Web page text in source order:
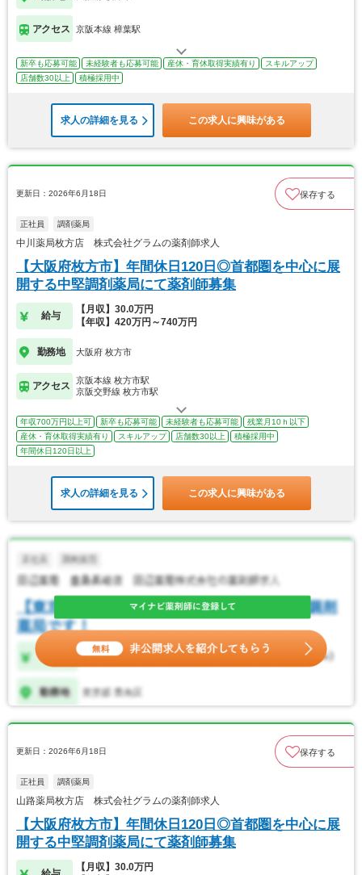
アクセス 京阪本線 樟葉駅
新卒も応募可能 未経験者も応募可能 産休・育休取得実績有り
スキルアップ
店舗数30以上
積極採用中
求人の詳細を見る この求人に興味がある
更新日：2026年6月18日 保存する
正社員 調剤薬局
中川薬局枚方店 株式会社グラムの薬剤師求人
【大阪府枚方市】年間休日120日◎首都圏を中心に展
開する中堅調剤薬局にて薬剤師募集
給与
【月収】30.0万円
【年収】420万円～740万円
勤務地 大阪府 枚方市
アクセス
京阪本線 枚方市駅
京阪交野線 枚方市駅
年収700万円以上可 新卒も応募可能 未経験者も応募可能
残業月10ｈ以下
産休・育休取得実績有り
スキルアップ 店舗数30以上
積極採用中
年間休日120日以上
求人の詳細を見る この求人に興味がある
更新日：2026年6月18日 保存する
正社員 調剤薬局
山路薬局枚方店 株式会社グラムの薬剤師求人
【大阪府枚方市】年間休日120日◎首都圏を中心に展
開する中堅調剤薬局にて薬剤師募集
【月収】30.0万円